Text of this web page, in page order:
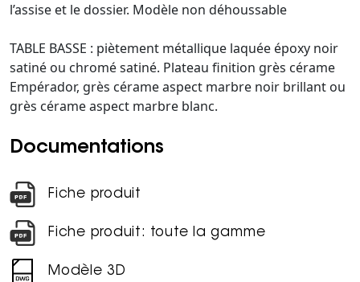
l’assise et le dossier. Modèle non déhoussable
TABLE BASSE : piètement métallique laquée époxy noir
satiné ou chromé satiné. Plateau finition grès cérame
Empérador, grès cérame aspect marbre noir brillant ou
grès cérame aspect marbre blanc.
Documentations
Fiche produit
Fiche produit: toute la gamme
Modèle 3D